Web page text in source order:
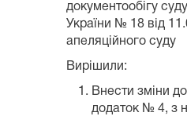
документообігу
України № 18 від
апеляційного суду
Вирішили:
Внести зміни
додаток № 4, з